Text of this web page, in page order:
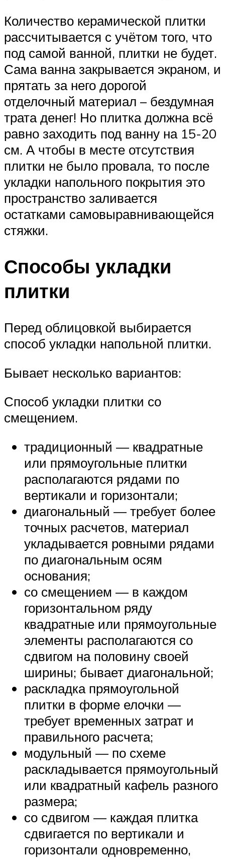
Количество керамической плитки
рассчитывается с учётом того, что
под самой ванной, плитки не будет.
Сама ванна закрывается экраном, и
прятать за него дорогой
отделочный материал – бездумная
трата денег! Но плитка должна всё
равно заходить под ванну на 15-20
см. А чтобы в месте отсутствия
плитки не было провала, то после
укладки напольного покрытия это
пространство заливается
остатками самовыравнивающейся
стяжки.
Способы укладки
плитки
Перед облицовкой выбирается
способ укладки напольной плитки.
Бывает несколько вариантов:
Способ укладки плитки со
смещением.
традиционный — квадратные
или прямоугольные плитки
располагаются рядами по
вертикали и горизонтали;
диагональный — требует более
точных расчетов, материал
укладывается ровными рядами
по диагональным осям
основания;
со смещением — в каждом
горизонтальном ряду
квадратные или прямоугольные
элементы располагаются со
сдвигом на половину своей
ширины; бывает диагональной;
раскладка прямоугольной
плитки в форме елочки —
требует временных затрат и
правильного расчета;
модульный — по схеме
раскладывается прямоугольный
или квадратный кафель разного
размера;
со сдвигом — каждая плитка
сдвигается по вертикали и
горизонтали одновременно,